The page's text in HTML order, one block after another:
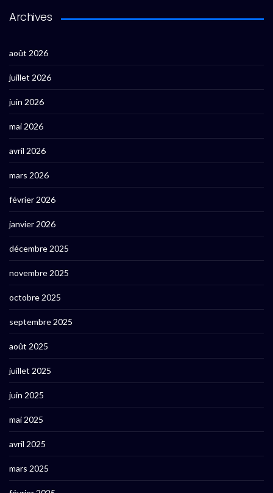
Archives
août 2026
juillet 2026
juin 2026
mai 2026
avril 2026
mars 2026
février 2026
janvier 2026
décembre 2025
novembre 2025
octobre 2025
septembre 2025
août 2025
juillet 2025
juin 2025
mai 2025
avril 2025
mars 2025